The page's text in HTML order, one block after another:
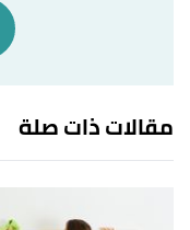
مقالات ذات صلة